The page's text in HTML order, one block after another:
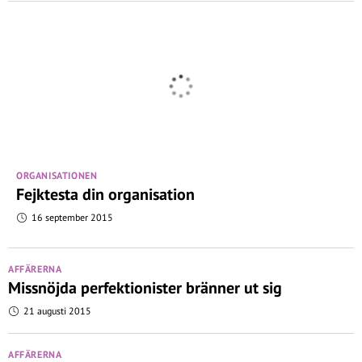
ORGANISATIONEN
Fejktesta din organisation
16 september 2015
AFFÄRERNA
Missnöjda perfektionister bränner ut sig
21 augusti 2015
AFFÄRERNA